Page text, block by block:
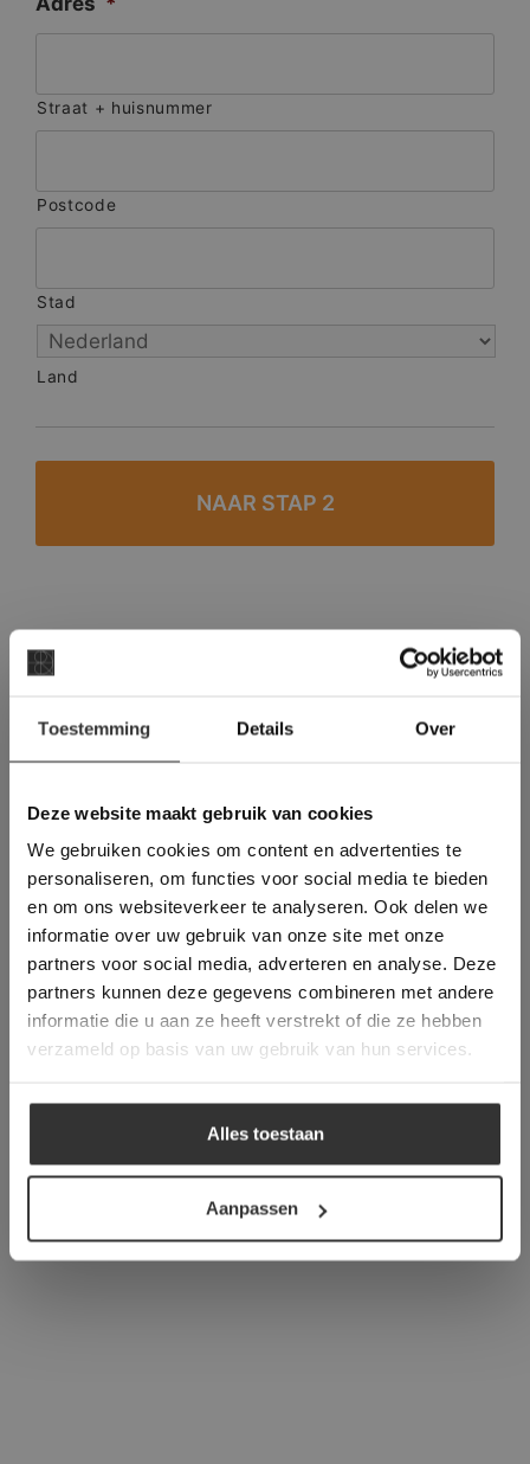
Toestemming Details Over
Deze website maakt gebruik van cookies
We gebruiken cookies om content en advertenties te
personaliseren, om functies voor social media te bieden
en om ons websiteverkeer te analyseren. Ook delen we
informatie over uw gebruik van onze site met onze
partners voor social media, adverteren en analyse. Deze
partners kunnen deze gegevens combineren met andere
informatie die u aan ze heeft verstrekt of die ze hebben
verzameld op basis van uw gebruik van hun services.
Alles toestaan
Aanpassen
Straat + huisnummer
Postcode
Stad
Land
#1 in de categorie vloeren op Trustpilot
Binnen 24 uur een passende offerte
Meer dan 500 m2 showroom
Deze website maakt
gebruik van cookies.
This Cookie Banner was deleted and is no
longer working. Please contact the website
administrator.
Deze website gebruikt cookies om de
gebruikerservaring te verbeteren. Door
gebruik te maken van onze website geeft u
toestemming voor alle cookies in
overeenstemming met ons cookiebeleid.Lees
verder
ALLES ACCEPTEREN
ALLES AFWIJZEN
DETAILS WEERGEVEN